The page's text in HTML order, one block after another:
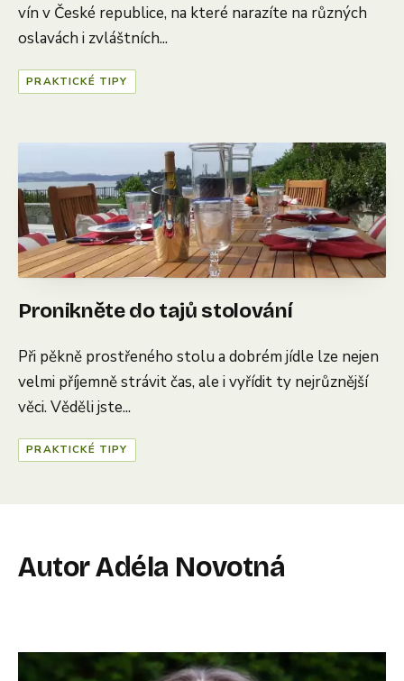
vín v České republice, na které narazíte na různých
oslavách i zvláštních...
PRAKTICKÉ TIPY
Pronikněte do tajů stolování
Při pěkně prostřeného stolu a dobrém jídle lze nejen
velmi příjemně strávit čas, ale i vyřídit ty nejrůznější
věci. Věděli jste...
PRAKTICKÉ TIPY
Autor Adéla Novotná